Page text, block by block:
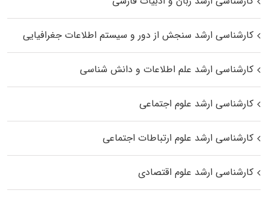
کارشناسی ارشد سنجش از دور و سیستم اطلاعات جغرافیایی
کارشناسی ارشد علم اطلاعات و دانش شناسی
کارشناسی ارشد علوم اجتماعی
کارشناسی ارشد علوم ارتباطات اجتماعی
کارشناسی ارشد علوم اقتصادی